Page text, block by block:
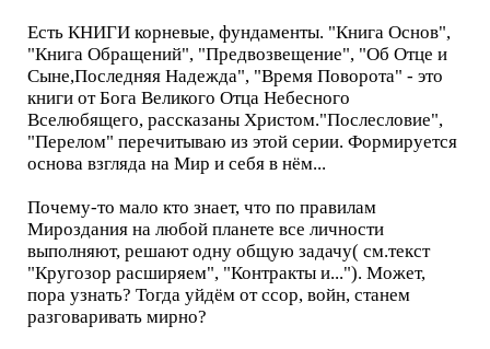
Есть КНИГИ корневые, фундаменты. "Книга Основ",
"Книга Обращений", "Предвозвещение", "Об Отце и
Сыне,Последняя Надежда", "Время Поворота" - это
книги от Бога Великого Отца Небесного
Вселюбящего, рассказаны Христом."Послесловие",
"Перелом" перечитываю из этой серии. Формируется
основа взгляда на Мир и себя в нём...
Почему-то мало кто знает, что по правилам
Мироздания на любой планете все личности
выполняют, решают одну общую задачу( см.текст
"Кругозор расширяем", "Контракты и..."). Может,
пора узнать? Тогда уйдём от ссор, войн, станем
разговаривать мирно?